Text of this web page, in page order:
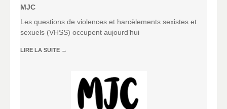
MJC
Les questions de violences et harcèlements sexistes et
sexuels (VHSS) occupent aujourd’hui
LIRE LA SUITE →